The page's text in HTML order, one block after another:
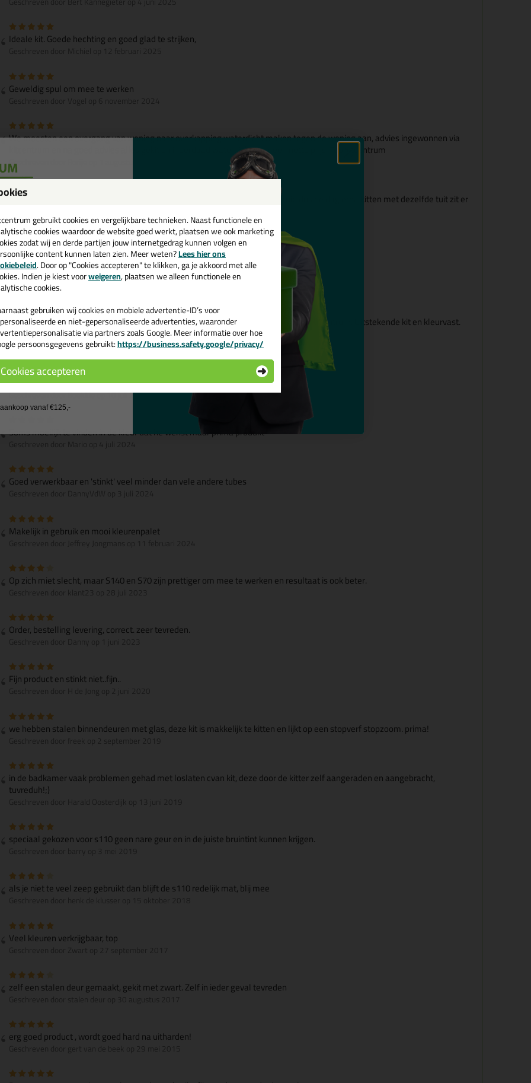
Ideale kit. Goede hechting en goed glad te strijken,
Geweldig spul om mee te werken
We moesten een overgang van woning naar overkapping waterdicht maken tegen de woning aan, advies ingewonnen via
kitcentrum en na goed advies alles gekit en inderdaad waterdicht voor een nette prijs. Top kitcentrum
Geschreven door Rorije op 1 augustus 2024
Erg fijne kit, goed te verwerken. Wel even opletten, de kit droogt ook in de tuit, dus de dag erna kitten met dezelfde tuit zit er
Geschreven door Henny op 31 juli 2024
Super kit, lekker dik en kit makkeijk weg
Geschreven door Tim Jannink op 24 juli 2024
Je kent het wel. Leuke houten vloerdelen, randje afdichten...kleur van de kit niet mooi...
Heel veel kleuren en bouwmarkten geprobeerd, helaas. De uitkomst kwam van Kit Centrum. Uitstekende kit en kleurvast.
Service/ communicatie is perfect.
Geschreven door Jacco op 18 juli 2024
Wil niks anders werk al jaren met otoseal gewoon de beste
Geschreven door Boekkie op 10 juli 2024
Soms moeilijk te vinden in de kleur dat he wenst maar prima produkt
Goed verwerkbaar en 'stinkt' veel minder dan vele andere tubes
Makelijk in gebruik en mooi kleurenpalet
Op zich miet slecht, maar S140 en S70 zijn prettiger om mee te werken en resultaat is ook beter.
Order, bestelling levering, correct. zeer tevreden.
Fijn product en stinkt niet..fijn..
we hebben stalen binnendeuren met glas, deze kit is makkelijk te kitten en lijkt op een stopverf stopzoom. prima!
in de badkamer vaak problemen gehad met loslaten cvan kit, deze door de kitter zelf aangeraden en aangebracht,
tuvreduh!;)
speciaal gekozen voor s110 geen nare geur en in de juiste bruintint kunnen krijgen.
als je niet te veel zeep gebruikt dan blijft de s110 redelijk mat, blij mee
Veel kleuren verkrijgbaar, top
zelf een stalen deur gemaakt, gekit met zwart. Zelf in ieder geval tevreden
erg goed product , wordt goed hard na uitharden!
gebruikt cookies en vergelijkbare technieken. Naast functionele en
cookies waardoor de website goed werkt, plaatsen we ook marketing
zodat wij en derde partijen jouw internetgedrag kunnen volgen en
content kunnen laten zien. Meer weten?Lees hier ons
. Door op "Cookies accepteren" te klikken, ga je akkoord met alle
Indien je kiest voorweigeren, plaatsen we alleen functionele en
cookies.
gebruiken wij cookies en mobiele advertentie-ID’s voor
en niet-gepersonaliseerde advertenties, waaronder
via partners zoals Google. Meer informatie over hoe
persoonsgegevens gebruikt:https://business.safety.google/privacy/
Cookies accepteren
💚
en ontvang een
€35,-bij je eerste bestelling!
de actiecode ›
geen cadeau
vanaf €125,-